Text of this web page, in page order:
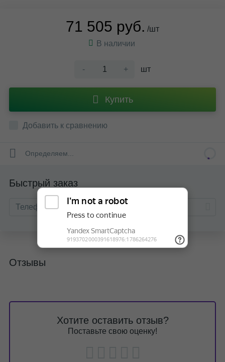
71 505 руб. /шт
В наличии
- + шт
Купить
Добавить к сравнению
Определяем...
Быстрый заказ
Отзывы
Хотите оставить отзыв?
Поставьте свою оценку!